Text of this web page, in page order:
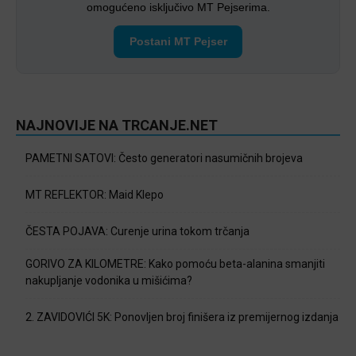
omogućeno isključivo MT Pejserima.
Postani MT Pejser
NAJNOVIJE NA TRCANJE.NET
PAMETNI SATOVI: Često generatori nasumičnih brojeva
MT REFLEKTOR: Maid Klepo
ČESTA POJAVA: Curenje urina tokom trčanja
GORIVO ZA KILOMETRE: Kako pomoću beta-alanina smanjiti
nakupljanje vodonika u mišićima?
2. ZAVIDOVIĆI 5K: Ponovljen broj finišera iz premijernog izdanja